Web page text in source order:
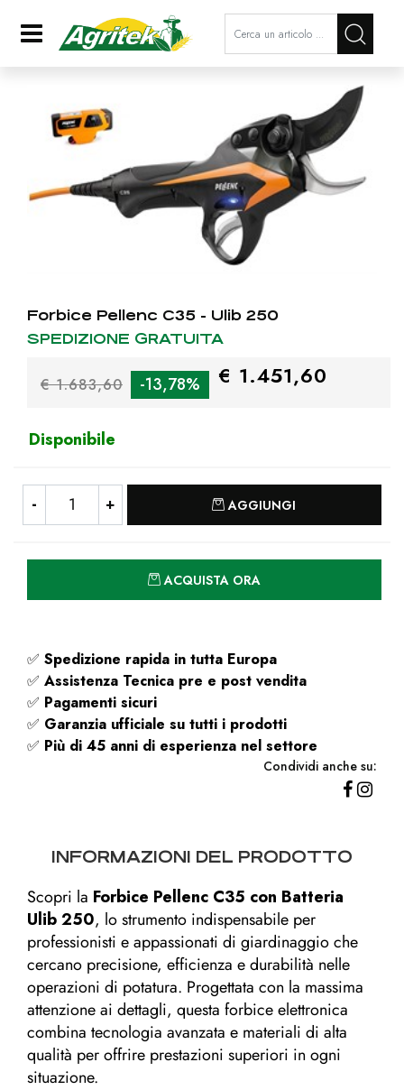
Open La modifica di un filtro
Forbice Pellenc C35 - Ulib 250
SPEDIZIONE GRATUITA
€ 1.683,60 -13,78% € 1.451,60
Disponibile
AGGIUNGI
ACQUISTA ORA
✅ Spedizione rapida in tutta Europa
✅ Assistenza Tecnica pre e post vendita
✅ Pagamenti sicuri
✅ Garanzia ufficiale su tutti i prodotti
✅ Più di 45 anni di esperienza nel settore
Condividi anche su:
INFORMAZIONI DEL PRODOTTO
Scopri la Forbice Pellenc C35 con Batteria
Ulib 250, lo strumento indispensabile per
professionisti e appassionati di giardinaggio che
cercano precisione, efficienza e durabilità nelle
operazioni di potatura. Progettata con la massima
attenzione ai dettagli, questa forbice elettronica
combina tecnologia avanzata e materiali di alta
qualità per offrire prestazioni superiori in ogni
situazione.